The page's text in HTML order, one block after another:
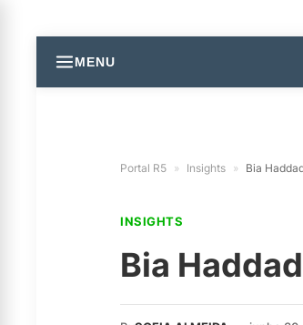
MENU
Portal R5 » Insights » Bia
INSIGHTS
Bia